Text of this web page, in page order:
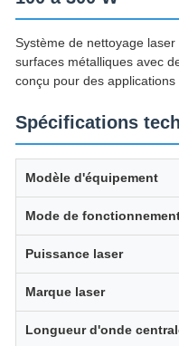
Système de nettoyage
surfaces métalliques avec
conçu pour des
Spécifications
Modèle d'équipement
Mode de
Puissance laser
Marque laser
Longueur d'onde